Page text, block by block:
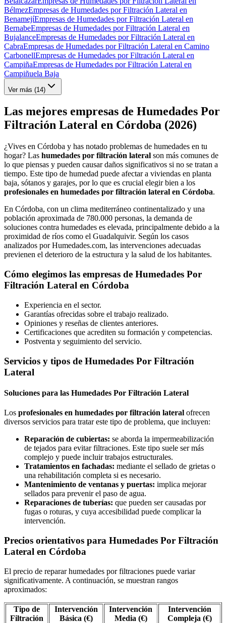
BélmezEmpresas de Humedades por Filtración Lateral en
BenamejíEmpresas de Humedades por Filtración Lateral en
BernabeEmpresas de Humedades por Filtración Lateral en
BujalanceEmpresas de Humedades por Filtración Lateral en
CabraEmpresas de Humedades por Filtración Lateral en Camino
CarbonellEmpresas de Humedades por Filtración Lateral en
CampiñaEmpresas de Humedades por Filtración Lateral en
Campiñuela Baja
Ver más (14)
Las mejores empresas de Humedades Por
Filtración Lateral en Córdoba (2026)
¿Vives en Córdoba y has notado problemas de humedades en tu
hogar? Las humedades por filtración lateral son más comunes de
lo que piensas y pueden causar daños significativos si no se tratan a
tiempo. Este tipo de humedad puede afectar a viviendas en planta
baja, sótanos y garajes, por lo que es crucial elegir bien a los
profesionales en humedades por filtración lateral en Córdoba.
En Córdoba, con un clima mediterráneo continentalizado y una
población aproximada de 780.000 personas, la demanda de
soluciones contra humedades es elevada, principalmente debido a la
proximidad de ríos como el Guadalquivir. Según los casos
analizados por Humedades.com, las intervenciones adecuadas
previenen el deterioro de la estructura y la salud de los habitantes.
Cómo elegimos las empresas de Humedades Por
Filtración Lateral en Córdoba
Experiencia en el sector.
Garantías ofrecidas sobre el trabajo realizado.
Opiniones y reseñas de clientes anteriores.
Certificaciones que acrediten su formación y competencias.
Postventa y seguimiento del servicio.
Servicios y tipos de Humedades Por Filtración
Lateral
Soluciones para las Humedades Por Filtración Lateral
Los profesionales en humedades por filtración lateral ofrecen
diversos servicios para tratar este tipo de problema, que incluyen:
Reparación de cubiertas: se aborda la impermeabilización
de tejados para evitar filtraciones. Este tipo suele ser más
complejo y puede incluir trabajos estructurales.
Tratamientos en fachadas: mediante el sellado de grietas o
una rehabilitación completa si es necesario.
Mantenimiento de ventanas y puertas: implica mejorar
sellados para prevenir el paso de agua.
Reparaciones de tuberías: que pueden ser causadas por
fugas o roturas, y cuya accesibilidad puede complicar la
intervención.
Precios orientativos para Humedades Por Filtración
Lateral en Córdoba
El precio de reparar humedades por filtraciones puede variar
significativamente. A continuación, se muestran rangos
aproximados:
Tipo de
Filtración
Intervención
Básica (€)
Intervención
Media (€)
Intervención
Compleja (€)